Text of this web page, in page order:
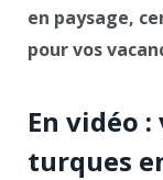
en paysage,
pour vos
En vidéo
turques